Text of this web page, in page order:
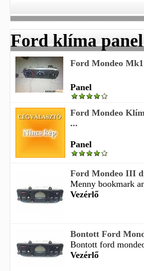
Ford klíma panel
Ford Mondeo Mk1
Panel
Ford Mondeo
...
Panel
Ford Mondeo III
Menny bookmark
Vezérlő
Bontott Ford
Bontott ford
Vezérlő